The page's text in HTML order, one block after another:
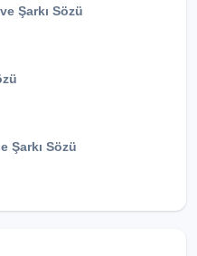
Şarkı Sözü
Şarkı Sözü